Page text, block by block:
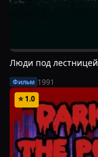
Люди под лестницей
Фильм 1991
⭐1.0